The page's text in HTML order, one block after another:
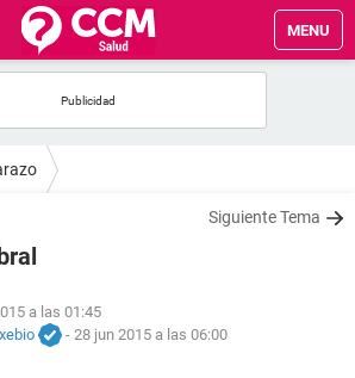
MENU
Siguiente Tema
a las 01:45
- 28 jun 2015 a las 06:00